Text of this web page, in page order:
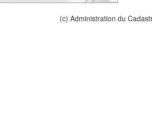
(c) Administration du